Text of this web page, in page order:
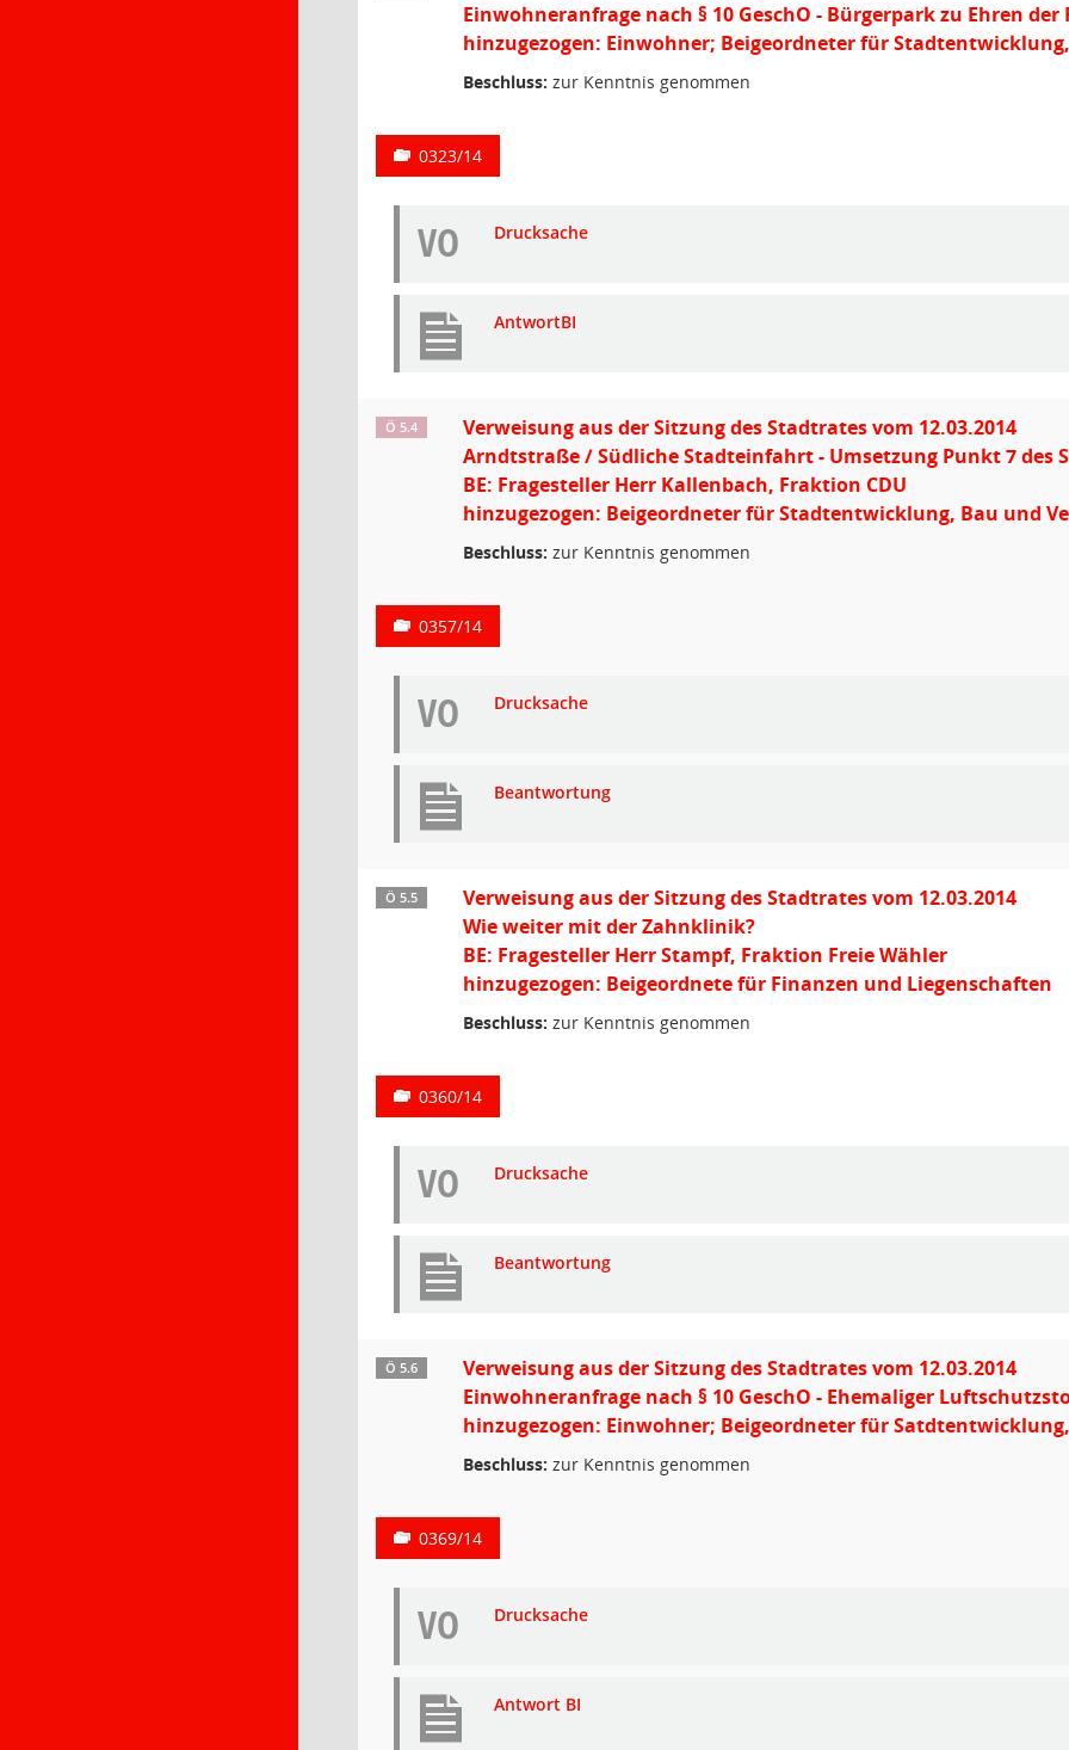
Einwohneranfrage nach § 10 GeschO - Bürgerpark zu Ehren
hinzugezogen: Einwohner; Beigeordneter für
Beschluss: zur Kenntnis genommen
0323/14
VO Drucksache
AntwortBI
Ö 5.4
Verweisung aus der Sitzung des Stadtrates vom 12.03.2014
Arndtstraße / Südliche Stadteinfahrt - Umsetzung Punkt 7 des
BE: Fragesteller Herr Kallenbach, Fraktion CDU
hinzugezogen: Beigeordneter für Stadtentwicklung, Bau und
Beschluss: zur Kenntnis genommen
0357/14
VO Drucksache
Beantwortung
Ö 5.5
Verweisung aus der Sitzung des Stadtrates vom 12.03.2014
Wie weiter mit der Zahnklinik?
BE: Fragesteller Herr Stampf, Fraktion Freie Wähler
hinzugezogen: Beigeordnete für Finanzen und Liegenschaften
Beschluss: zur Kenntnis genommen
0360/14
VO Drucksache
Beantwortung
Ö 5.6
Verweisung aus der Sitzung des Stadtrates vom 12.03.2014
Einwohneranfrage nach § 10 GeschO - Ehemaliger
hinzugezogen: Einwohner; Beigeordneter für
Beschluss: zur Kenntnis genommen
0369/14
VO Drucksache
Antwort BI